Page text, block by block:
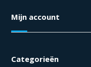
Mijn account
Categorieën